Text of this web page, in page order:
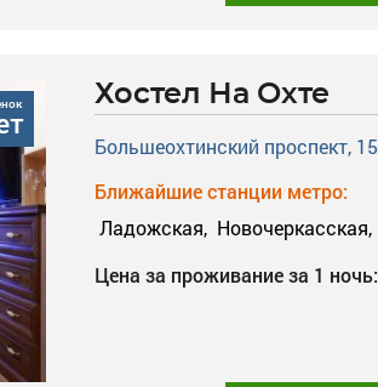
Хостел На Охте
Большеохтинский проспект, 15
Ближайшие станции метро:
Ладожская, Новочеркасская,
Цена за проживание за 1 ночь: